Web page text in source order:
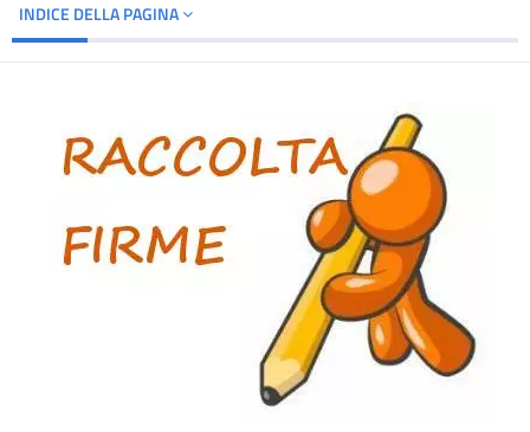
INDICE DELLA PAGINA